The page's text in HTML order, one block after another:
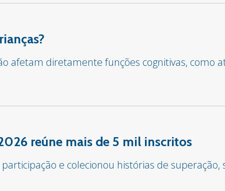
afetam diretamente funções cognitivas, como
reúne mais de 5 mil inscritos
e colecionou histórias de superação,